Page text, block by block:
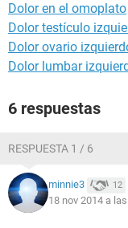
Dolor en el omoplato
Dolor testículo
Dolor ovario
Dolor lumbar
6 respuestas
RESPUESTA 1 / 6
minnie3 12
18 nov 2014 a